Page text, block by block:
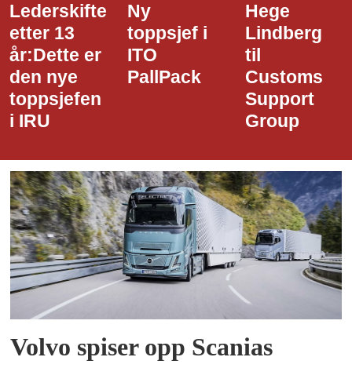
Ny
toppsjef i
ITO
PallPack
Hege
Lindberg
til
Customs
Dette er
den nye
i Narvik
Havn
Volvo spiser opp Scanias